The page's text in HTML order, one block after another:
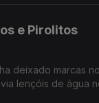
e Pirolitos
deixado marcas
lençóis de água